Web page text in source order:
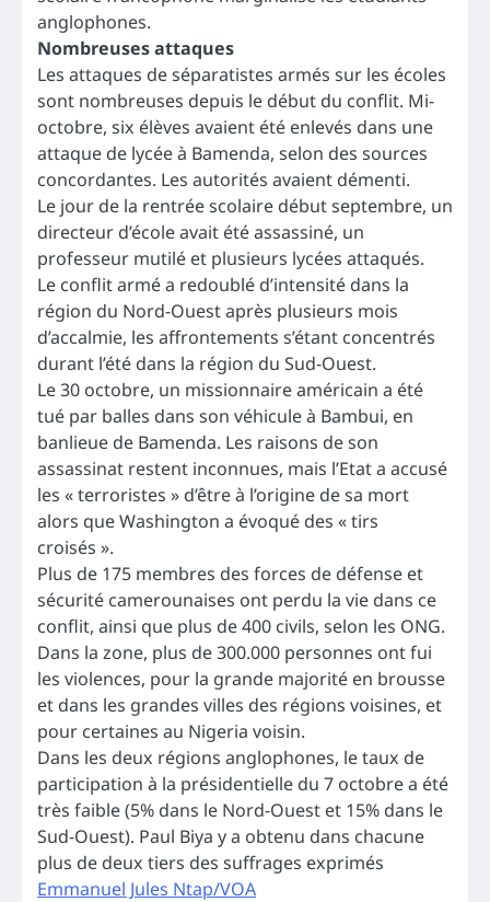
anglophones.
Nombreuses attaques
Les attaques de séparatistes armés sur les écoles
sont nombreuses depuis le début du conflit. Mi-
octobre, six élèves avaient été enlevés dans une
attaque de lycée à Bamenda, selon des sources
concordantes. Les autorités avaient démenti.
Le jour de la rentrée scolaire début septembre, un
directeur d’école avait été assassiné, un
professeur mutilé et plusieurs lycées attaqués.
Le conflit armé a redoublé d’intensité dans la
région du Nord-Ouest après plusieurs mois
d’accalmie, les affrontements s’étant concentrés
durant l’été dans la région du Sud-Ouest.
Le 30 octobre, un missionnaire américain a été
tué par balles dans son véhicule à Bambui, en
banlieue de Bamenda. Les raisons de son
assassinat restent inconnues, mais l’Etat a accusé
les « terroristes » d’être à l’origine de sa mort
alors que Washington a évoqué des « tirs
croisés ».
Plus de 175 membres des forces de défense et
sécurité camerounaises ont perdu la vie dans ce
conflit, ainsi que plus de 400 civils, selon les ONG.
Dans la zone, plus de 300.000 personnes ont fui
les violences, pour la grande majorité en brousse
et dans les grandes villes des régions voisines, et
pour certaines au Nigeria voisin.
Dans les deux régions anglophones, le taux de
participation à la présidentielle du 7 octobre a été
très faible (5% dans le Nord-Ouest et 15% dans le
Sud-Ouest). Paul Biya y a obtenu dans chacune
plus de deux tiers des suffrages exprimés
Emmanuel Jules Ntap/VOA